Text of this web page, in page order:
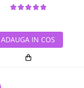
ADAUGA IN COS